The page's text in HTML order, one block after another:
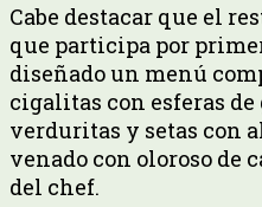
Cabe destacar que el
que participa por
diseñado un menú
cigalitas con esferas de
verduritas y setas con
venado con oloroso de
del chef.